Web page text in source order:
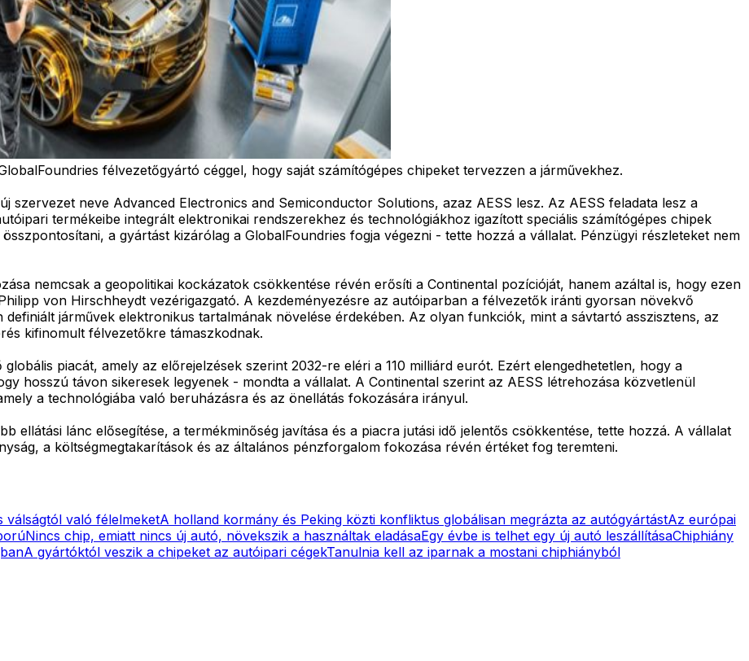
félvezetőgyártó céggel, hogy saját számítógépes chipeket tervezzen a járművekhez.
szervezet neve Advanced Electronics and Semiconductor Solutions, azaz AESS lesz. Az AESS feladata lesz a
termékeibe integrált elektronikai rendszerekhez és technológiákhoz igazított speciális számítógépes chipek
a gyártást kizárólag a GlobalFoundries fogja végezni - tette hozzá a vállalat. Pénzügyi részleteket nem
nemcsak a geopolitikai kockázatok csökkentése révén erősíti a Continental pozícióját, hanem azáltal is, hogy ezen
von Hirschheydt vezérigazgató. A kezdeményezésre az autóiparban a félvezetők iránti gyorsan növekvő
járművek elektronikus tartalmának növelése érdekében. Az olyan funkciók, mint a sávtartó asszisztens, az
kifinomult félvezetőkre támaszkodnak.
piacát, amely az előrejelzések szerint 2032-re eléri a 110 milliárd eurót. Ezért elengedhetetlen, hogy a
hosszú távon sikeresek legyenek - mondta a vállalat. A Continental szerint az AESS létrehozása közvetlenül
a technológiába való beruházásra és az önellátás fokozására irányul.
ellátási lánc elősegítése, a termékminőség javítása és a piacra jutási idő jelentős csökkentése, tette hozzá. A vállalat
a költségmegtakarítások és az általános pénzforgalom fokozása révén értéket fog teremteni.
válságtól való félelmeketA holland kormány és Peking közti konfliktus globálisan megrázta az autógyártástAz európai
Nincs chip, emiatt nincs új autó, növekszik a használtak eladásaEgy évbe is telhet egy új autó leszállításaChiphiány
A gyártóktól veszik a chipeket az autóipari cégekTanulnia kell az iparnak a mostani chiphiányból